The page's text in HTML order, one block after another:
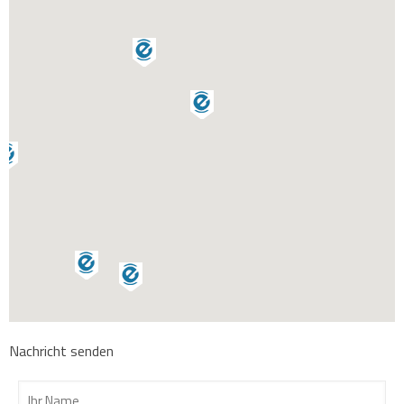
Nachricht senden